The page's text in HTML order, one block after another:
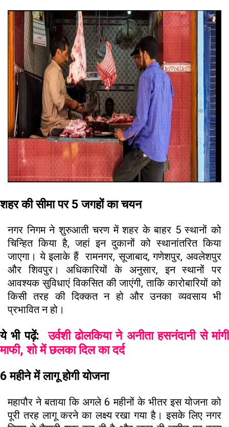
शहर की सीमा पर 5 जगहों का चयन
नगर निगम ने शुरुआती चरण में शहर के बाहर 5 स्थानों को
चिन्हित किया है, जहां इन दुकानों को स्थानांतरित किया
जाएगा। ये इलाके हैं रामनगर, सूजाबाद, गणेशपुर, अवलेशपुर
और शिवपुर। अधिकारियों के अनुसार, इन स्थानों पर
आवश्यक सुविधाएं विकसित की जाएंगी, ताकि कारोबारियों को
किसी तरह की दिक्कत न हो और उनका व्यवसाय भी
प्रभावित न हो।
ये भी पढ़ें:उर्वशी ढोलकिया ने अनीता हसनंदानी से मांगी
माफी, शो में छलका दिल का दर्द
6 महीने में लागू होगी योजना
महापौर ने बताया कि अगले 6 महीनों के भीतर इस योजना को
पूरी तरह लागू करने का लक्ष्य रखा गया है। इसके लिए नगर